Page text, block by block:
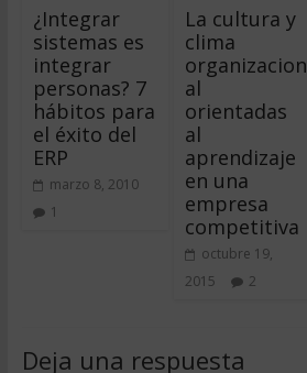
¿Integrar
sistemas es
integrar
personas? 7
hábitos para
el éxito del
ERP
marzo 8, 2010
1
La cultura y
clima
organizacion
al
orientadas
al
aprendizaje
en una
empresa
competitiva
octubre 19,
2015
2
Deja una respuesta